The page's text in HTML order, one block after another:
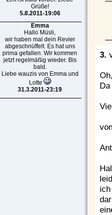
Grüße!
5.8.2011-19:06
Emma
Hallo Müsli,
wir haben mal dein Revier
abgeschnüffelt. Es hat uns
prima gefallen. Wir kommen
jetzt regelmäßig wieder. Bis
bald.
Liebe wauzis von Emma und
Lotte
31.3.2011-23:19
3.